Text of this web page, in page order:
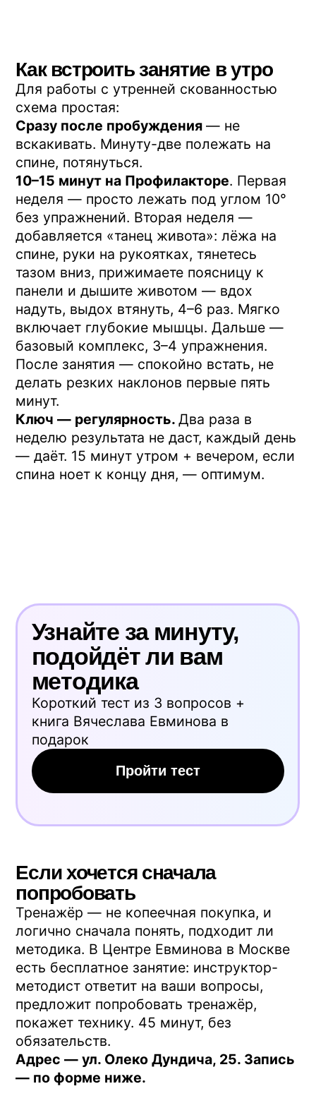
Частые вопросы
А просто сменить матрас не поможет?
Хороший матрас снимает часть
проблемы, но не всю. Если глубокие
мышцы слабые — утренняя скованность
вернётся, просто чуть позже. Матрас +
короткое занятие на разгрузку —
связка, которая работает.
Сколько времени до первых
изменений?Всё индивидуально.
Методика предполагает регулярность —
ежедневно или через день. Результат
складывается из стабильности занятий,
а не из их интенсивности.
Можно заниматься прямо с утра,
натощак?
Да, это даже удобнее. Занятие
не нагрузочное, на пустой желудок
проходит спокойнее. Чай или кофе —
после.
Что если после первого занятия спина
заныла сильнее?В первые 2–3 дня
такое бывает — мышцы, которые давно
не работали, активизируются. Снижаем
В курсе программа разбита по неделям:
что делать в первую, когда добавлять
упражнения, как менять угол. Плюс
консультации инструктора-методиста в
чате — можно показать видео своего
занятия и получить корректировку.
Отвечаем на самые частые
вопросы
А просто сменить матрас не
поможет?
мышцы слабые — утренняя скованность
вернётся, просто чуть позже. Матрас +
короткое занятие на разгрузку —
связка, которая работает.
Сколько времени до первых
изменений?
Всё индивидуально. Методика
предполагает регулярность —
ежедневно или через день. Результат
складывается из стабильности занятий,
а не из их интенсивности.
Можно заниматься прямо с
утра, натощак?
Да, это даже удобнее. Занятие не
нагрузочное, на пустой желудок
проходит спокойнее. Чай или кофе —